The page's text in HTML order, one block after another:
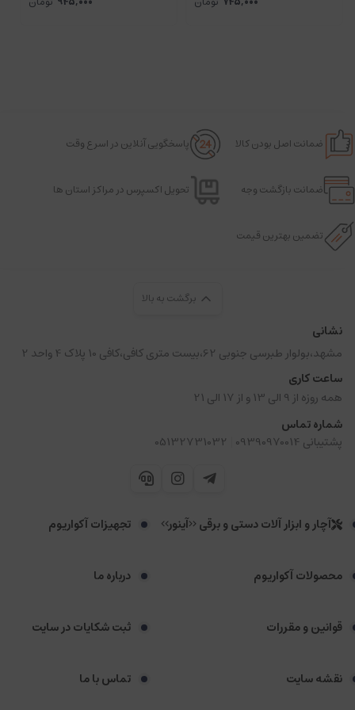
ضمانت اصل بودن کالا پاسخگویی آنلاین در اسرع وقت
ضمانت بازگشت وجه تحویل اکسپرس در مراکز استان ها
تضمین بهترین قیمت
برگشت به بالا
نشانی
مشهد،بولوار طبرسی جنوبی 62،بیست متری کافی،کافی 10 پلاک 4 واحد 2
ساعت کاری
همه روزه از 9 الی 13 و از 17 الی 21
شماره تماس
پشتیبانی 09390970014
05132731032
آچار و ابزار آلات دستی و برقی <<آینور>> تجهیزات آکواریوم
محصولات آکواریوم درباره ما
قوانین و مقررات ثبت شکایات در سایت
نقشه سایت تماس با ما